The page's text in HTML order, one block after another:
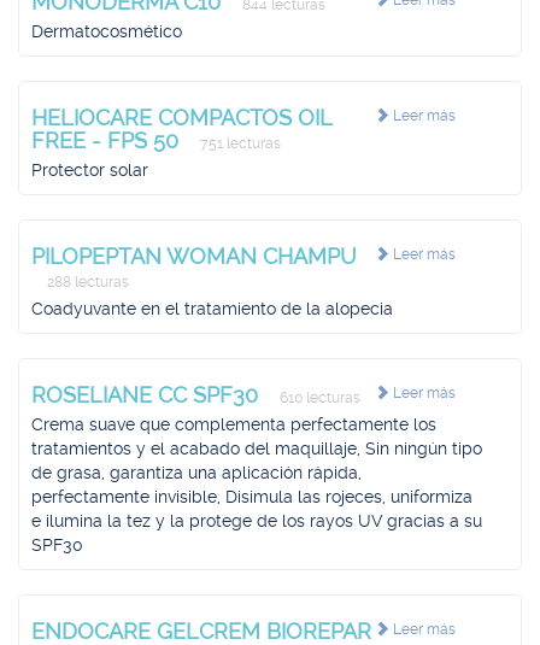
844 lecturas
Dermatocosmético
Leer más
HELIOCARE COMPACTOS OIL
FREE - FPS 50
751 lecturas
Protector solar
Leer más
PILOPEPTAN WOMAN CHAMPU
288 lecturas
Coadyuvante en el tratamiento de la alopecia
Leer más
ROSELIANE CC SPF30 610 lecturas
Crema suave que complementa perfectamente los
tratamientos y el acabado del maquillaje, Sin ningún tipo
de grasa, garantiza una aplicación rápida,
perfectamente invisible, Disimula las rojeces, uniformiza
e ilumina la tez y la protege de los rayos UV gracias a su
SPF30
Leer más
ENDOCARE GELCREM BIOREPAR